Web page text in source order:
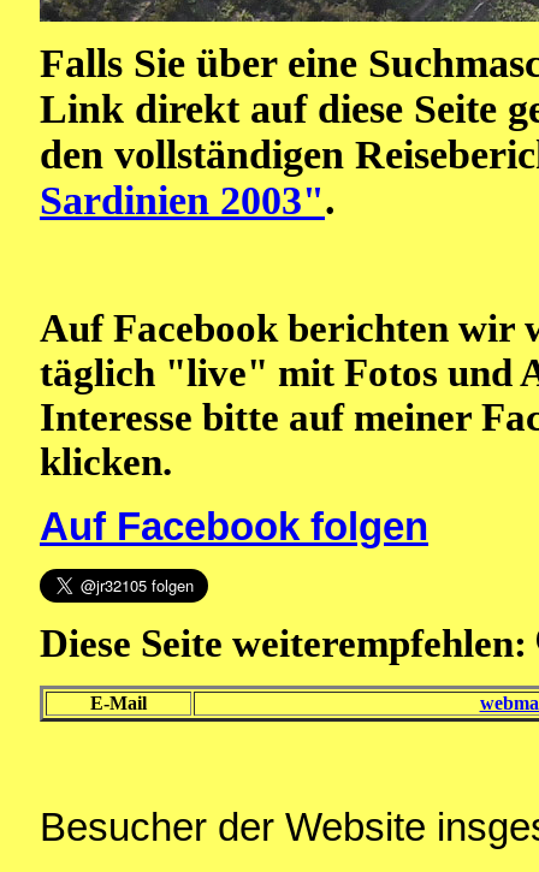
Falls Sie über eine
Link direkt auf diese Seite
den vollständigen
Sardinien 2003".
Auf Facebook berichten wir
täglich "live" mit Fotos und
Interesse bitte auf meiner
klicken.
Auf Facebook folgen
Diese Seite weiterempfehlen:
E-Mail
Besucher der Website